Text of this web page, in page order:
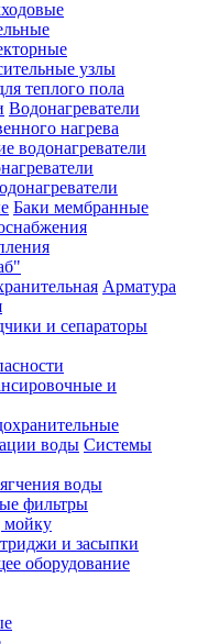
узлы
теплого пола
Водонагреватели
нагрева
водонагреватели
Баки мембранные
Арматура
и сепараторы
и
Системы
воды
фильтры
мойку
и засыпки
оборудование